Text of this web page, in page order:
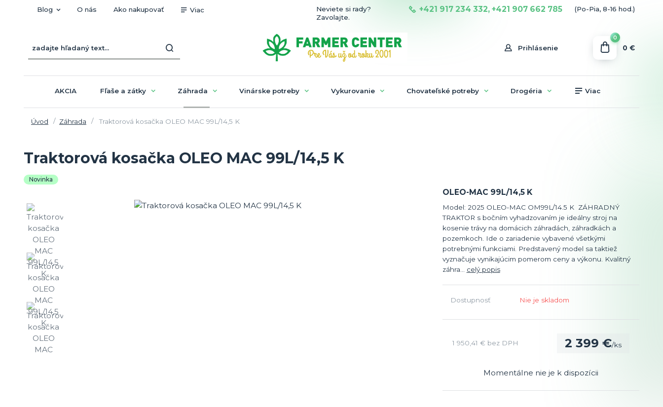
Blog O nás Ako nakupovať Viac
Prihlásenie
Neviete si rady?
Zavolajte.
+421 917 234 332, +421 907 662 785 (Po-Pia, 8-16 hod.)
0
0 €
AKCIA Fľaše a zátky Záhrada Vinárske potreby Vykurovanie Chovateľské potreby Drogéria Viac
Úvod Záhrada Traktorová kosačka OLEO MAC 99L/14,5 K
Traktorová kosačka OLEO MAC 99L/14,5 K
Novinka
OLEO-MAC 99L/14,5 K
Model: 2025 OLEO-MAC OM99L/14.5 K ZÁHRADNÝ
TRAKTOR s bočním vyhadzovaním je ideálny stroj na
kosenie trávy na domácich záhradách, záhradkách a
pozemkoch. Ide o zariadenie vybavené všetkými
potrebnými funkciami. Predstavený model sa taktiež
vyznačuje vynikajúcim pomerom ceny a výkonu. Kvalitný
záhra... celý popis
Dostupnosť Nie je skladom
2 399 €/ks
1 950,41 € bez DPH
Momentálne nie je k dispozícii